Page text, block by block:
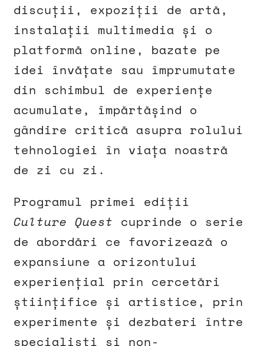
discuții, expoziții de artă,
instalații multimedia și o
platformă online, bazate pe
idei învățate sau împrumutate
din schimbul de experiențe
acumulate, împărtășind o
gândire critică asupra rolului
tehnologiei în viața noastră
de zi cu zi.
Programul primei ediții
Culture Quest cuprinde o serie
de abordări ce favorizează o
expansiune a orizontului
experiențial prin cercetări
științifice și artistice, prin
experimente și dezbateri între
specialiști și non-